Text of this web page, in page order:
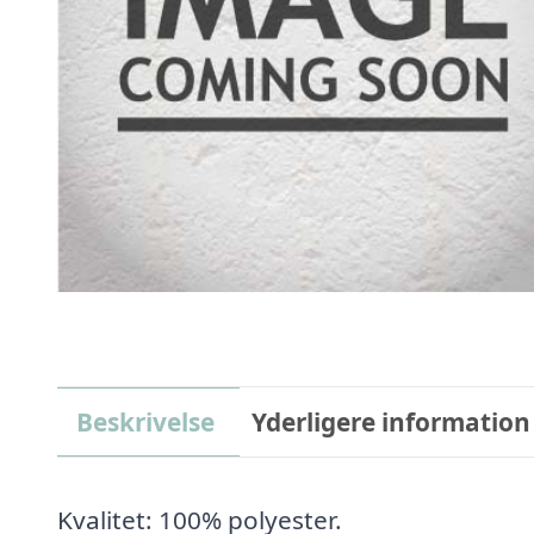
Beskrivelse Yderligere information
Kvalitet: 100% polyester.